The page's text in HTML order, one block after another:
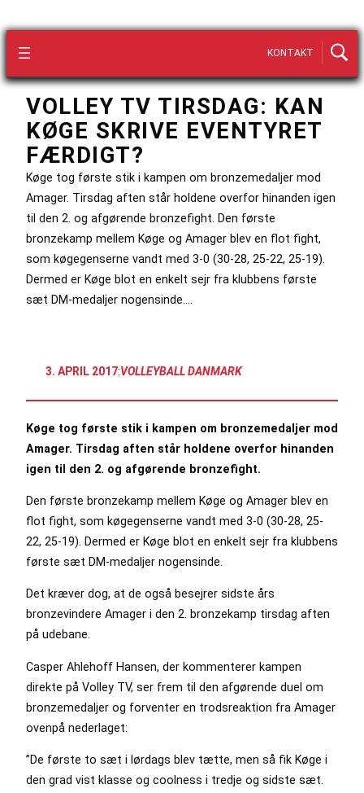
KONTAKT
VOLLEY TV TIRSDAG: KAN
KØGE SKRIVE EVENTYRET
FÆRDIGT?
Køge tog første stik i kampen om bronzemedaljer mod
Amager. Tirsdag aften står holdene overfor hinanden igen
til den 2. og afgørende bronzefight. Den første
bronzekamp mellem Køge og Amager blev en flot fight,
som køgegenserne vandt med 3-0 (30-28, 25-22, 25-19).
Dermed er Køge blot en enkelt sejr fra klubbens første
sæt DM-medaljer nogensinde.…
3. APRIL 2017:VOLLEYBALL DANMARK
Køge tog første stik i kampen om bronzemedaljer mod
Amager. Tirsdag aften står holdene overfor hinanden
igen til den 2. og afgørende bronzefight.
Den første bronzekamp mellem Køge og Amager blev en
flot fight, som køgegenserne vandt med 3-0 (30-28, 25-
22, 25-19). Dermed er Køge blot en enkelt sejr fra klubbens
første sæt DM-medaljer nogensinde.
Det kræver dog, at de også besejrer sidste års
bronzevindere Amager i den 2. bronzekamp tirsdag aften
på udebane.
Casper Ahlehoff Hansen, der kommenterer kampen
direkte på Volley TV, ser frem til den afgørende duel om
bronzemedaljer og forventer en trodsreaktion fra Amager
ovenpå nederlaget:
”De første to sæt i lørdags blev tætte, men så fik Køge i
den grad vist klasse og coolness i tredje og sidste sæt.